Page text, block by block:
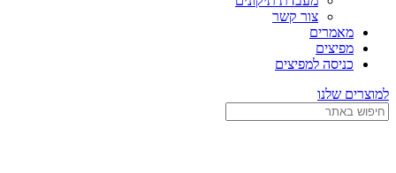
צור קשר
מאמרים
מפיצים
כניסה למפיצים
למוצרים שלנו